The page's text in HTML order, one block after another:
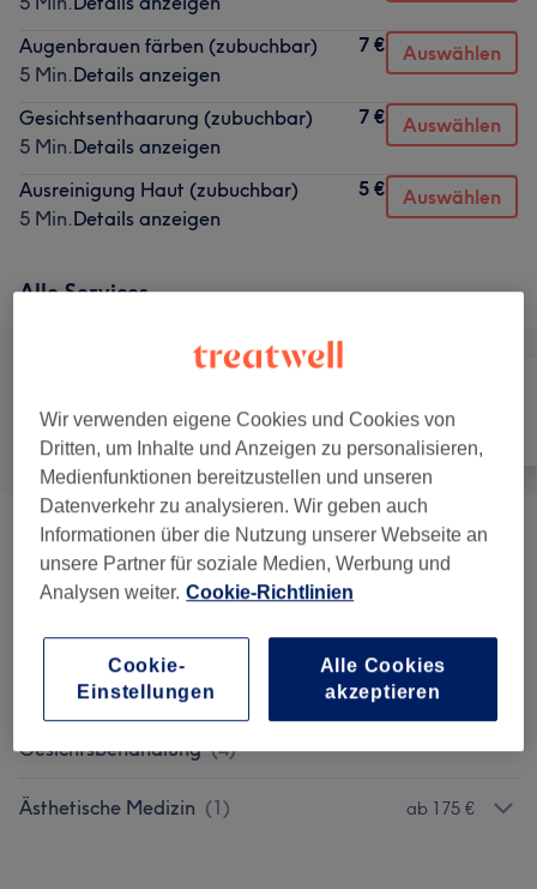
Augenbrauen färben (zubuchbar)
5 Min.Details anzeigen
7 € Auswählen
Gesichtsenthaarung (zubuchbar)
5 Min.Details anzeigen
7 € Auswählen
Ausreinigung Haut (zubuchbar)
5 Min.Details anzeigen
5 € Auswählen
Alle Services
Alle Nägel
Gesichtsbehandlungen (7) ab 25 €
Augenbrauen & Wimpernbehandlungen
Maniküre & Pediküre ab 54 €
Zubuchbare Extras In Verbindung Mit Einer
Gesichtsbehandlung (4)
Ästhetische Medizin (1) ab 175 €
Wir verwenden eigene Cookies und Cookies von
Dritten, um Inhalte und Anzeigen zu personalisieren,
Medienfunktionen bereitzustellen und unseren
Datenverkehr zu analysieren. Wir geben auch
Informationen über die Nutzung unserer Webseite an
unsere Partner für soziale Medien, Werbung und
Analysen weiter. Cookie-Richtlinien
Cookie-
Einstellungen
Alle Cookies
akzeptieren